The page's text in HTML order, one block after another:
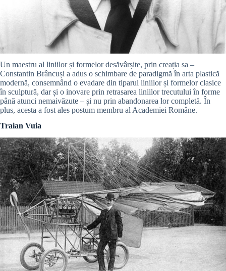
Un maestru al liniilor și formelor desăvârșite, prin creația sa –
Constantin Brâncuși a adus o schimbare de paradigmă în arta plastică
modernă, consemnând o evadare din tiparul liniilor și formelor clasice
în sculptură, dar și o inovare prin retrasarea liniilor trecutului în forme
până atunci nemaivăzute – și nu prin abandonarea lor completă. În
plus, acesta a fost ales postum membru al Academiei Române.
Traian Vuia